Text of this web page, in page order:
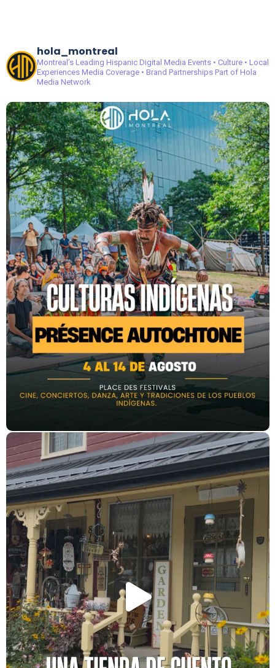
hola_montreal
Montreal’s Leading Hispanic Digital Media Events • Culture • Local
ExperiencesMedia Coverage • Brand PartnershipsPart of Hola
Media Network